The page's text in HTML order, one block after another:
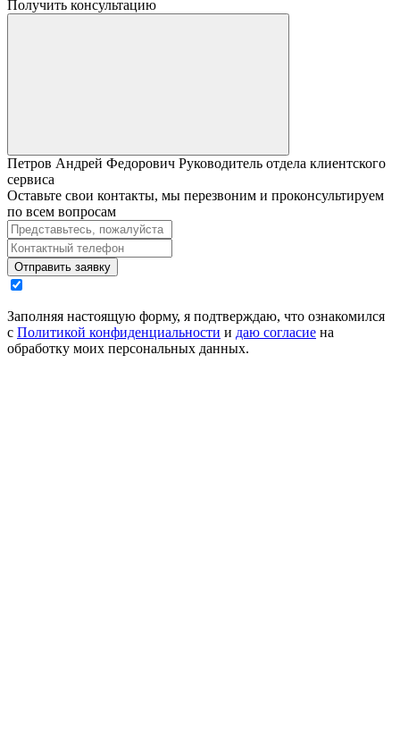
Получить консультацию
Петров Андрей Федорович Руководитель отдела клиентского
сервиса
Оставьте свои контакты, мы перезвоним и проконсультируем
по всем вопросам
Отправить заявку
Заполняя настоящую форму, я подтверждаю, что ознакомился
с Политикой конфиденциальности и даю согласие на
обработку моих персональных данных.